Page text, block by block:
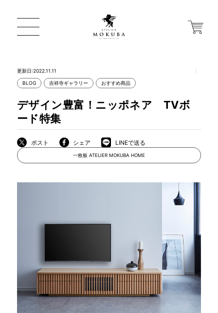
一枚板 ATELIER MOKUBA HOME
商品情報
直営店
イベント
更新日:2022.11.11
BLOG 吉祥寺ギャラリー おすすめ商品
デザイン豊富！ニッポネア TVボ
ード特集
ポスト シェア LINEで送る
一枚板 ATELIER MOKUBA HOME